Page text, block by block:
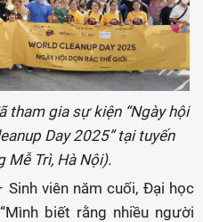
tham gia sự kiện “Ngày hội
Day 2025” tại tuyến
Mễ Trì, Hà Nội).
Sinh viên năm cuối, Đại học
biết rằng nhiều người